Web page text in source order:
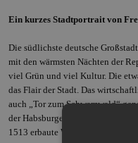
Ein kurzes Stadtportrait von
Die südlichste deutsche
mit den wärmsten Nächten der
viel Grün und viel Kultur. Die
das Flair der Stadt. Das
auch „Tor zum Schwarzwald“
der Habsburger und wurde 1805
1513 erbaute Wahrzeichen